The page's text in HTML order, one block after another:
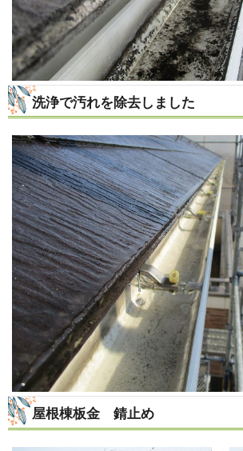
洗浄で汚れを除去しました
屋根棟板金 錆止め